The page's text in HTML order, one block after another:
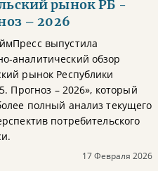
рынок РБ -
– 2026
выпустила
аналитический обзор
рынок Республики
Прогноз – 2026», который
полный анализ текущего
потребительского
17 Февраля 2026